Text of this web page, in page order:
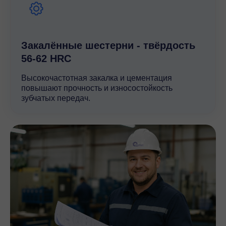
Конический мотор-редуктор — это связка
зацепление. Пара конических шестерён и
разворачивает силовой поток на угол, и снижает
частоту вращения до нужной величины.
Из подтверждённых каталогом свойств линейки стоит
выделить три, которые реально влияют на выбор:
рассчитано на эксплуатацию в жёсткой среде и
продлевает срок службы поверхности.
Мойка под давлением.
Исполнение Wash-down
герметично и легко очищается, что критично для
участков с регулярной санитарной обработкой.
Смена направления вращения.
Реверс между
входом и выходом реализуется без сложностей —
это добавляет гибкости при компоновке.
Закалённые шестерни - твёрдость
56-62 HRC
Высокочастотная закалка и цементация
повышают прочность и износостойкость
зубчатых передач.